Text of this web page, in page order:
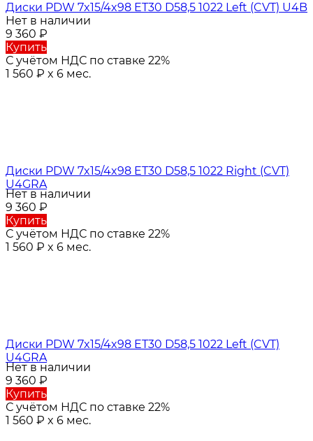
Диски PDW 7x15/4x98 ET30 D58,5 1022 Left (CVT) U4B
Нет в наличии
9 360 ₽
Купить
С учётом НДС по ставке 22%
1 560 ₽ x 6 мес.
Диски PDW 7x15/4x98 ET30 D58,5 1022 Right (CVT)
U4GRA
Нет в наличии
9 360 ₽
Купить
С учётом НДС по ставке 22%
1 560 ₽ x 6 мес.
Диски PDW 7x15/4x98 ET30 D58,5 1022 Left (CVT)
U4GRA
Нет в наличии
9 360 ₽
Купить
С учётом НДС по ставке 22%
1 560 ₽ x 6 мес.